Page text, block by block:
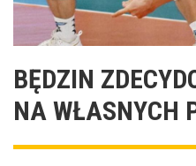
BĘDZIN
NA WŁASNYCH